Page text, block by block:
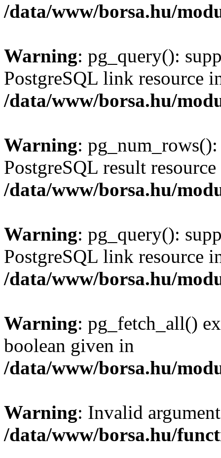
/data/www/borsa.hu/
Warning: pg_query():
PostgreSQL link resource
/data/www/borsa.hu/
Warning:
PostgreSQL result
/data/www/borsa.hu/
Warning: pg_query():
PostgreSQL link resource
/data/www/borsa.hu/
Warning: pg_fetch_all()
boolean given in
/data/www/borsa.hu/
Warning: Invalid
/data/www/borsa.hu/